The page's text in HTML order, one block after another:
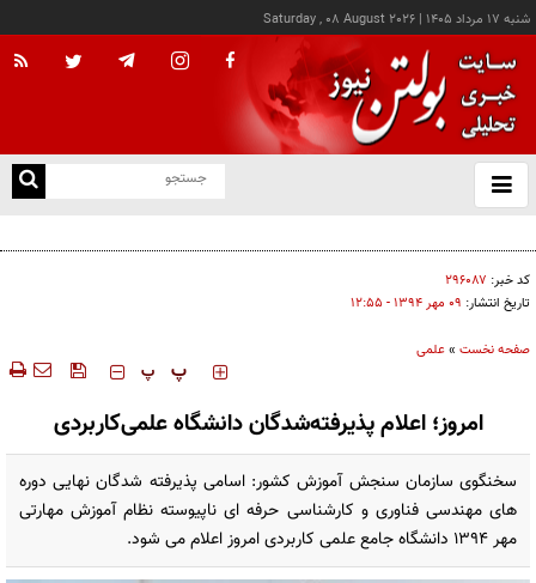
شنبه ۱۷ مرداد ۱۴۰۵ |
Saturday , 08 August 2026
باز
و
کد خبر: ۲۹۶۰۸۷
تاریخ انتشار: ۰۹ مهر ۱۳۹۴ - ۱۲:۵۵
صفحه نخست »علمی
‍‍‍ پ پ
امروز؛ اعلام پذیرفته‌شدگان دانشگاه علمی‌کاربردی
سخنگوی سازمان سنجش آموزش کشور: اسامی پذیرفته شدگان نهایی دوره
های مهندسی فناوری و کارشناسی حرفه ای ناپیوسته نظام آموزش مهارتی
مهر ۱۳۹۴ دانشگاه جامع علمی کاربردی امروز اعلام می شود.